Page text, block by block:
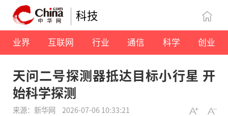
科技
业界 互联网 行业 通信 科学 创业
天问二号探测器抵达目标小行星 开
始科学探测
来源：新华网 2026-07-06 10:33:21